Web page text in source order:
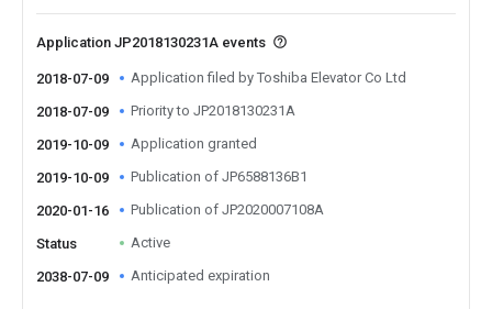
Application JP2018130231A events
2018-07-09 Application filed by Toshiba Elevator Co Ltd
2018-07-09 Priority to JP2018130231A
2019-10-09 Application granted
2019-10-09 Publication of JP6588136B1
2020-01-16 Publication of JP2020007108A
Status Active
2038-07-09 Anticipated expiration